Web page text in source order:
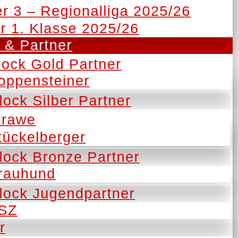
3 – Regionalliga 2025/26
1. Klasse 2025/26
& Partner
Gold Partner
Silber Partner
Bronze Partner
Jugendpartner